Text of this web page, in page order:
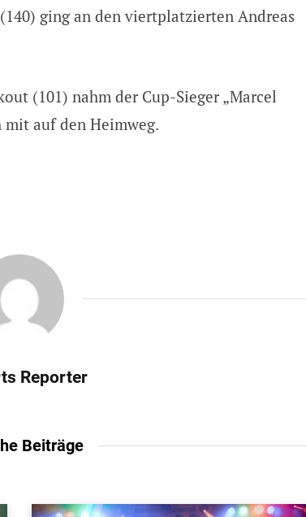
ging an den viertplatzierten Andreas
(101) nahm der Cup-Sieger „Marcel
auf den Heimweg.
Reporter
Beiträge